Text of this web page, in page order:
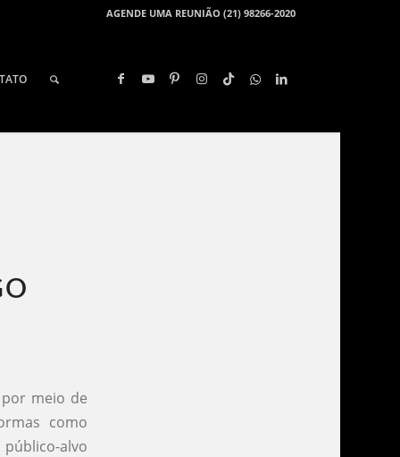
AGENDE UMA REUNIÃO (21) 98266-2020
meio de
como
alvo